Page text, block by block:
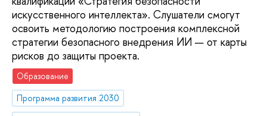
искусственного интеллекта». Слушатели смогут
освоить методологию построения комплексной
стратегии безопасного внедрения ИИ — от карты
рисков до защиты проекта.
Образование
Программа развития 2030